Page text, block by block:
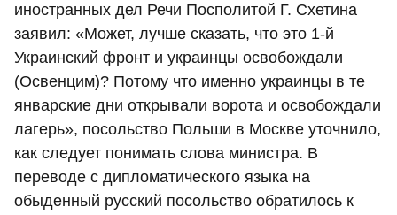
иностранных дел Речи Посполитой Г. Схетина
заявил: «Может, лучше сказать, что это 1-й
Украинский фронт и украинцы освобождали
(Освенцим)? Потому что именно украинцы в те
январские дни открывали ворота и освобождали
лагерь», посольство Польши в Москве уточнило,
как следует понимать слова министра. В
переводе с дипломатического языка на
обыденный русский посольство обратилось к